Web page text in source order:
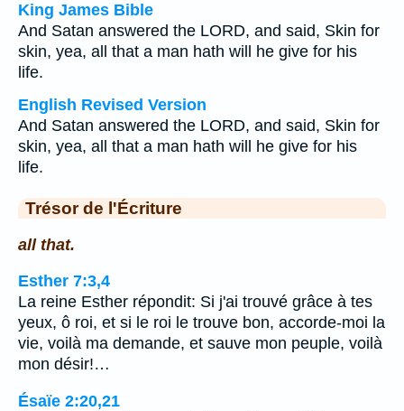
King James Bible
And Satan answered the LORD, and said, Skin for
skin, yea, all that a man hath will he give for his
life.
English Revised Version
And Satan answered the LORD, and said, Skin for
skin, yea, all that a man hath will he give for his
life.
Trésor de l'Écriture
all that.
Esther 7:3,4
La reine Esther répondit: Si j'ai trouvé grâce à tes
yeux, ô roi, et si le roi le trouve bon, accorde-moi la
vie, voilà ma demande, et sauve mon peuple, voilà
mon désir!…
Ésaïe 2:20,21